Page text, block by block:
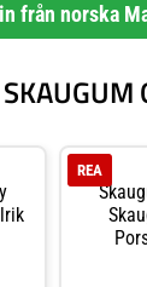
från norska
REA